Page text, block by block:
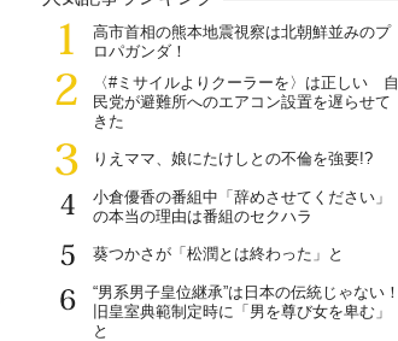
1
高市首相の熊本地震視察は北朝鮮並みのプ
ロパガンダ！
2
〈#ミサイルよりクーラーを〉は正しい 自
民党が避難所へのエアコン設置を遅らせて
きた
3
りえママ、娘にたけしとの不倫を強要!?
4
小倉優香の番組中「辞めさせてください」
の本当の理由は番組のセクハラ
5
葵つかさが「松潤とは終わった」と
6
“男系男子皇位継承”は日本の伝統じゃない！
旧皇室典範制定時に「男を尊び女を卑む」
と